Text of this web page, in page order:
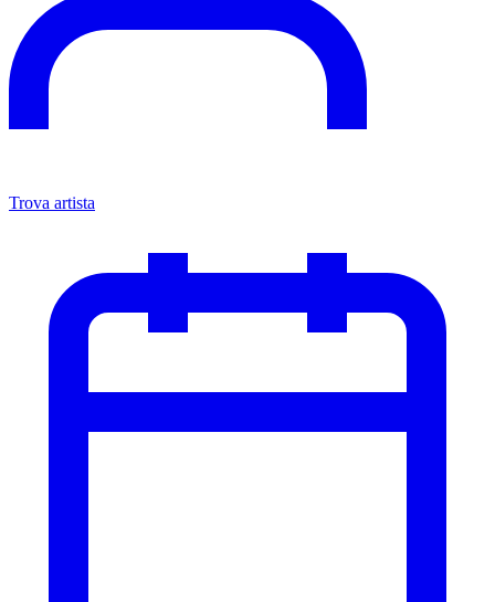
Trova artista